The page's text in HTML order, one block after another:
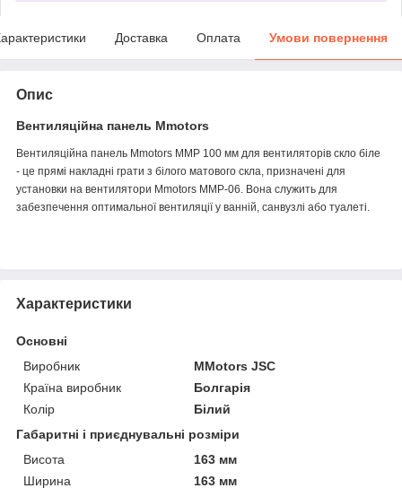
Доставка Оплата Умови повернення
Опис
Вентиляційна панель Mmotors
Вентиляційна панель Mmotors ММР 100 мм для вентиляторів скло біле
- це прямі накладні грати з білого матового скла, призначені для
установки на вентилятори Mmotors MMP-06. Вона служить для
забезпечення оптимальної вентиляції у ванній, санвузлі або туалеті.
Характеристики
Основні
Виробник
MMotors JSC
Країна виробник
Болгарія
Колір
Білий
Габаритні і приєднувальні розміри
Висота
163 мм
Ширина
163 мм